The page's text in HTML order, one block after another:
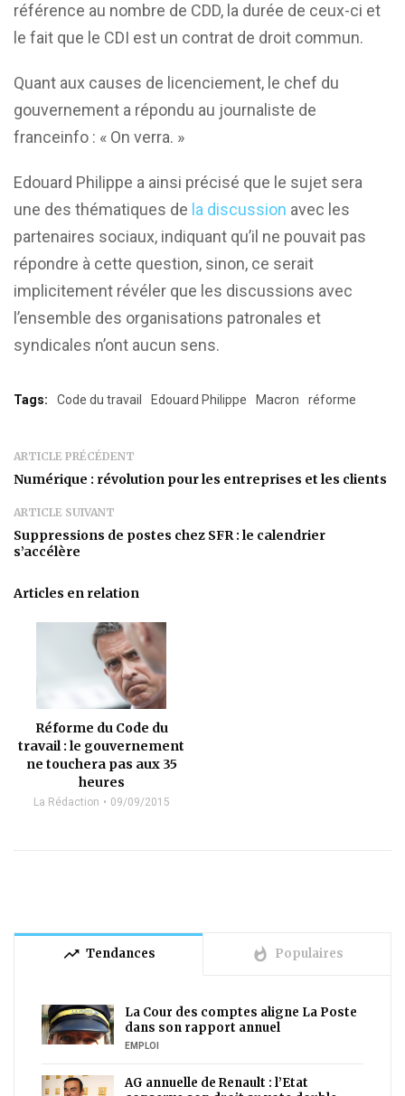
référence au nombre de CDD, la durée de ceux-ci et
le fait que le CDI est un contrat de droit commun.
Quant aux causes de licenciement, le chef du
gouvernement a répondu au journaliste de
franceinfo : « On verra. »
Edouard Philippe a ainsi précisé que le sujet sera
une des thématiques de la discussion avec les
partenaires sociaux, indiquant qu’il ne pouvait pas
répondre à cette question, sinon, ce serait
implicitement révéler que les discussions avec
l’ensemble des organisations patronales et
syndicales n’ont aucun sens.
Tags: Code du travail Edouard Philippe Macron réforme
ARTICLE PRÉCÉDENT
Numérique : révolution pour les entreprises et les clients
ARTICLE SUIVANT
Suppressions de postes chez SFR : le calendrier
s’accélère
Articles en relation
Réforme du Code du
travail : le gouvernement
ne touchera pas aux 35
heures
La Rédaction 09/09/2015
trending_up Tendances whatshot Populaires
La Cour des comptes aligne La Poste
dans son rapport annuel
EMPLOI
AG annuelle de Renault : l’Etat